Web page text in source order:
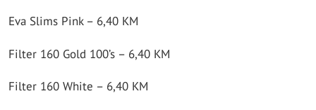
Eva Slims Pink – 6,40 KM
Filter 160 Gold 100’s – 6,40 KM
Filter 160 White – 6,40 KM